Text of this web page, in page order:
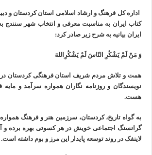
اداره کل فرهنگ و ارشاد اسلامی استان کردستان و
کتاب ایران به مناسبت معرفی و انتخاب شهر سنندج
ایران بیانیه به شرح زیر صادر کرد:
وَ مَنْ لَمْ یَشْکُرِ النّاسَ لَمْ یَشْکُرِاللهَ
همت و تلاش مردم شریف استان فرهنگی کردستان در
نویسندگان و روزنامه نگاران همواره سرآمد و مایه
هست.
به گواه تاریخ، کردستان، سرزمین هنر و فرهنگ
گرانسنگ اجتماعی خویش در هر کسوتی بهره برده و
لاینفک در روند توسعه پایدار این مرز و بوم داشته است.